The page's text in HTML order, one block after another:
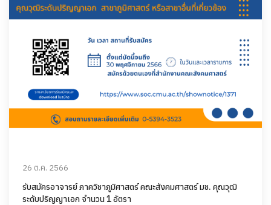
26 ต.ค. 2566
รับสมัครอาจารย์ ภาควิชาภูมิศาสตร์ คณะสังคมศาสตร์ มช. คุณวุฒิ
ระดับปริญญาเอก จำนวน 1 อัตรา